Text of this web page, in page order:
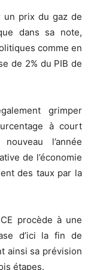
un prix du gaz de
dans sa note,
comme en
de 2% du PIB de
grimper
à court
l’année
de l’économie
des taux par la
procède à une
d’ici la fin de
ainsi sa prévision
étapes.